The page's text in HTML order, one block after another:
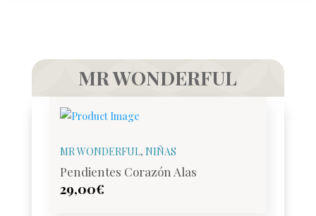
MR WONDERFUL
MR WONDERFUL, NIÑAS
Pendientes Corazón Alas
29,00€